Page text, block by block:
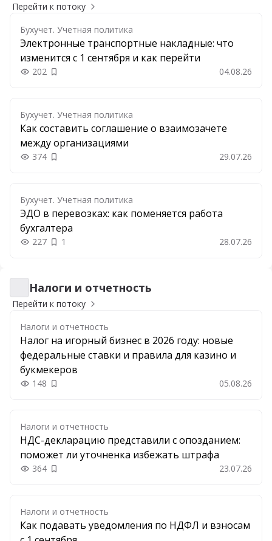
Перейти к потоку
Бухучет. Учетная политика
Электронные транспортные накладные: что
изменится с 1 сентября и как перейти
202 Добавить в закладки 04.08.26
Бухучет. Учетная политика
Как составить соглашение о взаимозачете
между организациями
374 Добавить в закладки 29.07.26
Бухучет. Учетная политика
ЭДО в перевозках: как поменяется работа
бухгалтера
227 1 28.07.26
Налоги и отчетность
Налоги и отчетность
Перейти к потоку
Налоги и отчетность
Налог на игорный бизнес в 2026 году: новые
федеральные ставки и правила для казино и
букмекеров
148 Добавить в закладки 05.08.26
Налоги и отчетность
НДС-декларацию представили с опозданием:
поможет ли уточненка избежать штрафа
364 Добавить в закладки 23.07.26
Налоги и отчетность
Как подавать уведомления по НДФЛ и взносам